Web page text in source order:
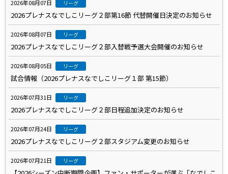
2026年08月07日 リーグ
2026プレナスなでしこリーグ２部第16節 代替開催日決定のお知らせ
2026年08月07日 リーグ
2026プレナスなでしこリーグ２部入替戦予選大会開催のお知らせ
2026年08月05日 リーグ
試合情報（2026プレナスなでしこリーグ１部 第15節）
2026年07月31日 リーグ
2026プレナスなでしこリーグ２部日程追加決定のお知らせ
2026年07月24日 リーグ
2026プレナスなでしこリーグ２部スタジアム変更のお知らせ
2026年07月21日 リーグ